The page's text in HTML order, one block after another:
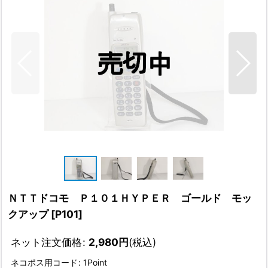
ＮＴＴドコモ Ｐ１０１ＨＹＰＥＲ ゴールド モッ
クアップ [P101]
ネット注文価格: 2,980円(税込)
ネコポス用コード : 1Point